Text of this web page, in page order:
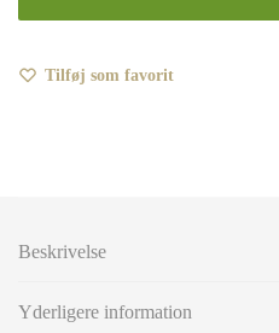
Tilføj som favorit
Beskrivelse
Yderligere information